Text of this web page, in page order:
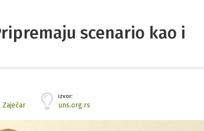
scenаrio kаo i
Zaječar
izvor:
uns.org.rs